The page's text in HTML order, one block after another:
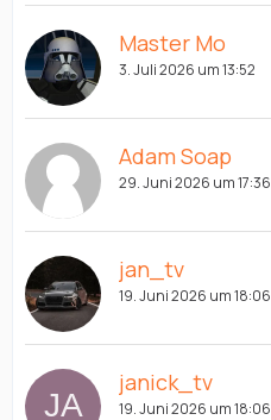
Master Mo
3. Juli 2026 um 13:52
Adam Soap
29. Juni 2026 um 17:36
jan_tv
19. Juni 2026 um 18:06
janick_tv
19. Juni 2026 um 18:06